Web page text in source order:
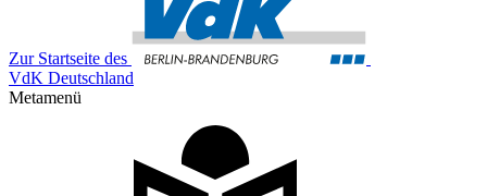
Zur Startseite des
VdK Deutschland
Metamenü